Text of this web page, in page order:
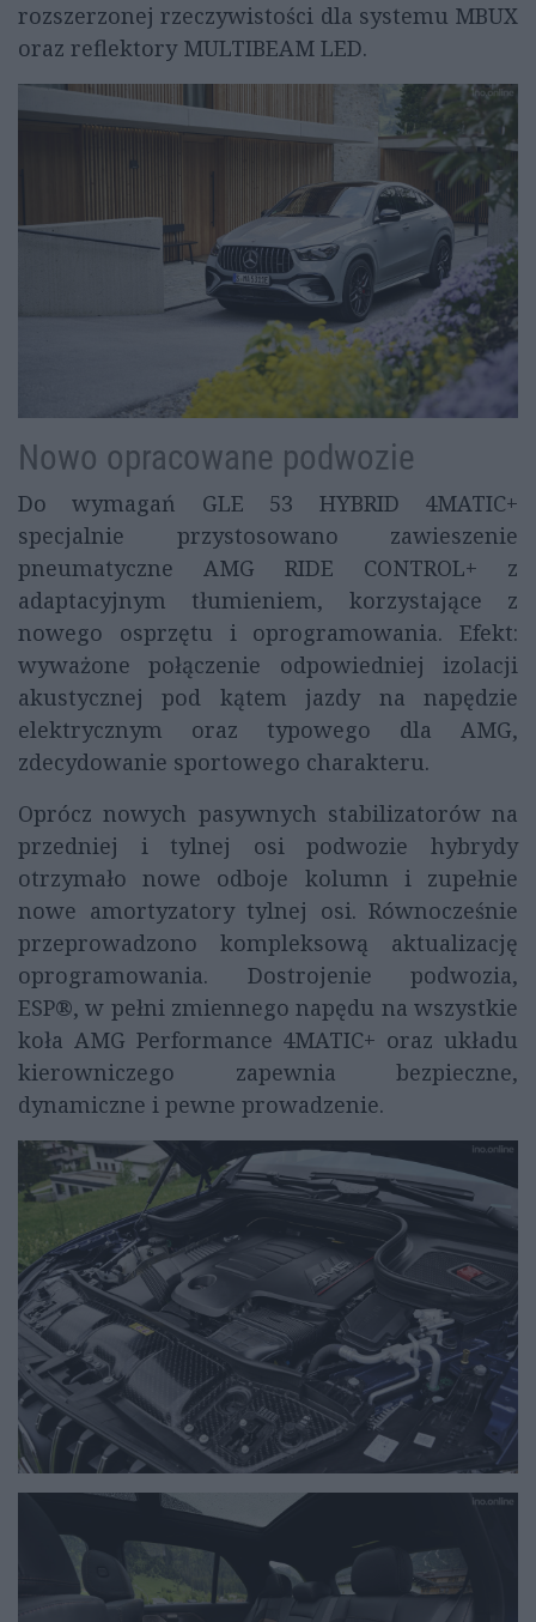
rozszerzonej rzeczywistości dla systemu MBUX
oraz reflektory MULTIBEAM LED.
Nowo opracowane podwozie
Do wymagań GLE 53 HYBRID 4MATIC+
specjalnie przystosowano zawieszenie
pneumatyczne AMG RIDE CONTROL+ z
adaptacyjnym tłumieniem, korzystające z
nowego osprzętu i oprogramowania. Efekt:
wyważone połączenie odpowiedniej izolacji
akustycznej pod kątem jazdy na napędzie
elektrycznym oraz typowego dla AMG,
zdecydowanie sportowego charakteru.
Oprócz nowych pasywnych stabilizatorów na
przedniej i tylnej osi podwozie hybrydy
otrzymało nowe odboje kolumn i zupełnie
nowe amortyzatory tylnej osi. Równocześnie
przeprowadzono kompleksową aktualizację
oprogramowania. Dostrojenie podwozia,
ESP®, w pełni zmiennego napędu na wszystkie
koła AMG Performance 4MATIC+ oraz układu
kierowniczego zapewnia bezpieczne,
dynamiczne i pewne prowadzenie.